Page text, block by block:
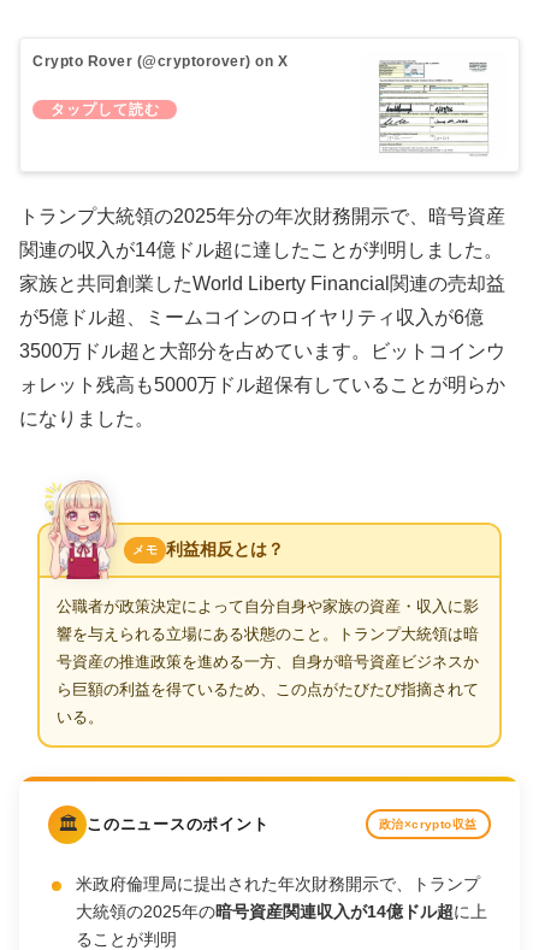
Crypto Rover (@cryptorover) on X
トランプ大統領の2025年分の年次財務開示で、暗号資産
関連の収入が14億ドル超に達したことが判明しました。
家族と共同創業したWorld Liberty Financial関連の売却益
が5億ドル超、ミームコインのロイヤリティ収入が6億
3500万ドル超と大部分を占めています。ビットコインウ
ォレット残高も5000万ドル超保有していることが明らか
になりました。
メモ 利益相反とは？
公職者が政策決定によって自分自身や家族の資産・収入に影
響を与えられる立場にある状態のこと。トランプ大統領は暗
号資産の推進政策を進める一方、自身が暗号資産ビジネスか
ら巨額の利益を得ているため、この点がたびたび指摘されて
いる。
🏛️ このニュースのポイント 政治×crypto収益
米政府倫理局に提出された年次財務開示で、トランプ
大統領の2025年の暗号資産関連収入が14億ドル超に上
ることが判明